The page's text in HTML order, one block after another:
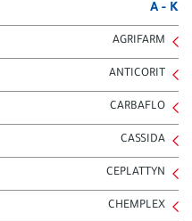
A - K
AGRIFARM
ANTICORIT
CARBAFLO
CASSIDA
CEPLATTYN
CHEMPLEX